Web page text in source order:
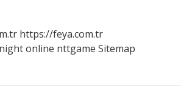
https://feya.com.tr
online nttgame Sitemap